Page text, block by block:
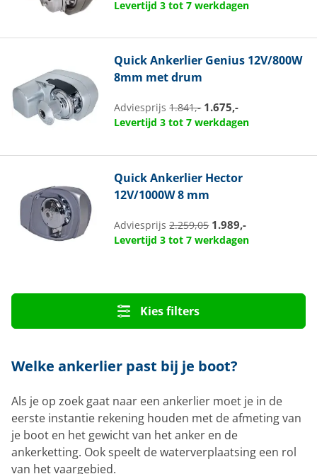
Levertijd 3 tot 7 werkdagen
QuickAnkerlier Genius 12V/800W
8mm met drum
Adviesprijs1.841,- 1.675,-
Levertijd 3 tot 7 werkdagen
QuickAnkerlier Hector
12V/1000W 8 mm
Adviesprijs2.259,05 1.989,-
Levertijd 3 tot 7 werkdagen
Kies filters
Welke ankerlier past bij je boot?
Als je op zoek gaat naar een ankerlier moet je in de
eerste instantie rekening houden met de afmeting van
je boot en het gewicht van het anker en de
ankerketting. Ook speelt de waterverplaatsing een rol
van het vaargebied.